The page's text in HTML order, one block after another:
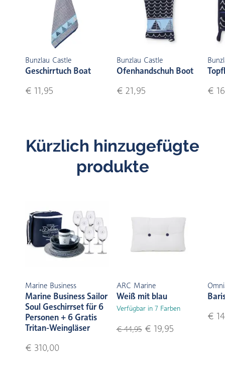
Bunzlau Castle
Geschirrtuch Boat
€ 11,95
Bunzlau Castle
Ofenhandschuh Boot
€ 21,95
€
Kürzlich hinzugefügte
produkte
Marine Business
Marine Business Sailor
Soul Geschirrset für 6
Personen + 6 Gratis
Tritan-Weingläser
€ 310,00
ARC Marine
Weiß mit blau
Verfügbar in 7 Farben
€ 44,95€ 19,95
€